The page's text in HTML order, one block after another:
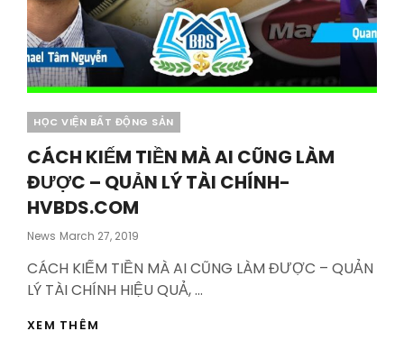
Categories
HỌC VIỆN BẤT ĐỘNG SẢN
CÁCH KIẾM TIỀN MÀ AI CŨNG LÀM
ĐƯỢC – QUẢN LÝ TÀI CHÍNH-
HVBDS.COM
News Posted
March 27, 2019
CÁCH KIẾM TIỀN MÀ AI CŨNG LÀM ĐƯỢC – QUẢN
LÝ TÀI CHÍNH HIỆU QUẢ, …
XEM THÊM